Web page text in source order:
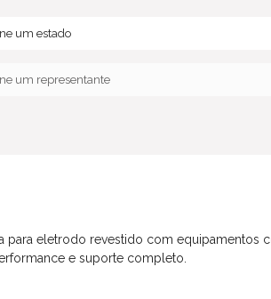
para eletrodo revestido com
e suporte completo.